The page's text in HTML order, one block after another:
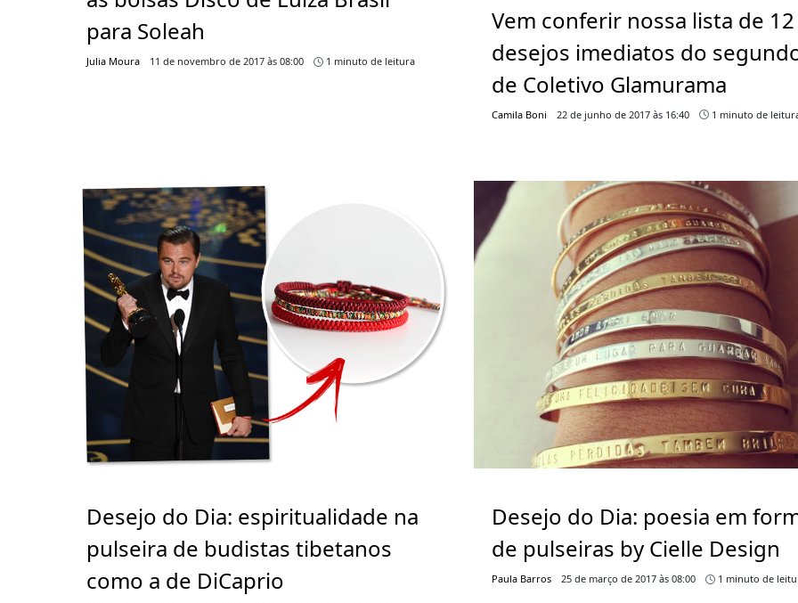
para Soleah
Julia Moura 11 de novembro de 2017 às 08:00 1 minuto de leitura
Vem conferir nossa lista de 12
desejos imediatos do
de Coletivo Glamurama
Camila Boni 22 de junho de 2017 às 16:40 1 minuto de
Desejo do Dia: espiritualidade na
pulseira de budistas tibetanos
como a de DiCaprio
Desejo do Dia: poesia em
de pulseiras by Cielle Design
Paula Barros 25 de março de 2017 às 08:00 1 minuto de